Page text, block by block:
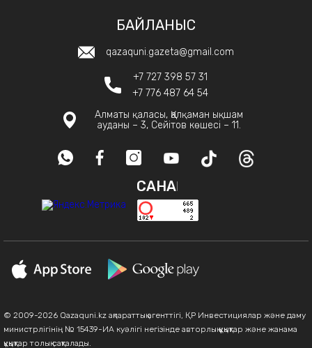
БАЙЛАНЫС
qazaquni.gazeta@gmail.com
+7 727 398 57 31
+7 776 487 64 54
Алматы қаласы, Қалқаман ықшам
ауданы – 3, Сейітов көшесі – 11.
САНАҚ
© 2009-2026 Qazaquni.kz ақпараттық агенттігі, ҚР Инвестициялар және даму
министрлігінің № 15439-ИА куәлігі негізінде авторлық құқықтар және жанама
құқықтар толық сақталады.